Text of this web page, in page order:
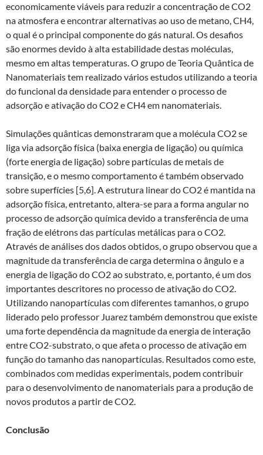
economicamente viáveis para reduzir a concentração de CO2
na atmosfera e encontrar alternativas ao uso de metano, CH4,
o qual é o principal componente do gás natural. Os desafios
são enormes devido à alta estabilidade destas moléculas,
mesmo em altas temperaturas. O grupo de Teoria Quântica de
Nanomateriais tem realizado vários estudos utilizando a teoria
do funcional da densidade para entender o processo de
adsorção e ativação do CO2 e CH4 em nanomateriais.
Simulações quânticas demonstraram que a molécula CO2 se
liga via adsorção física (baixa energia de ligação) ou química
(forte energia de ligação) sobre partículas de metais de
transição, e o mesmo comportamento é também observado
sobre superfícies [5,6]. A estrutura linear do CO2 é mantida na
adsorção física, entretanto, altera-se para a forma angular no
processo de adsorção química devido a transferência de uma
fração de elétrons das partículas metálicas para o CO2.
Através de análises dos dados obtidos, o grupo observou que a
magnitude da transferência de carga determina o ângulo e a
energia de ligação do CO2 ao substrato, e, portanto, é um dos
importantes descritores no processo de ativação do CO2.
Utilizando nanopartículas com diferentes tamanhos, o grupo
liderado pelo professor Juarez também demonstrou que existe
uma forte dependência da magnitude da energia de interação
entre CO2-substrato, o que afeta o processo de ativação em
função do tamanho das nanopartículas. Resultados como este,
combinados com medidas experimentais, podem contribuir
para o desenvolvimento de nanomateriais para a produção de
novos produtos a partir de CO2.
Conclusão